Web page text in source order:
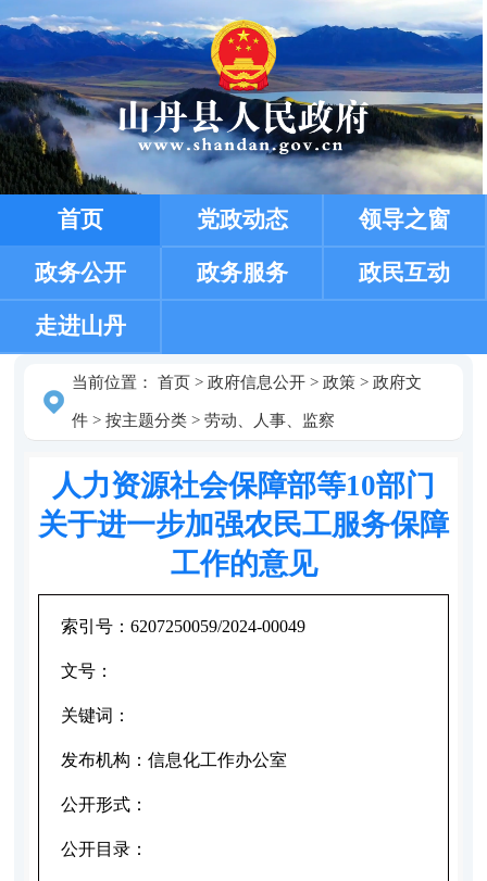
首页 党政动态 领导之窗
政务公开 政务服务 政民互动
走进山丹
当前位置： 首页> 政府信息公开> 政策> 政府文
件> 按主题分类> 劳动、人事、监察
人力资源社会保障部等10部门
关于进一步加强农民工服务保障
工作的意见
索引号： 6207250059/2024-00049
文号：
关键词：
发布机构： 信息化工作办公室
公开形式：
公开目录：